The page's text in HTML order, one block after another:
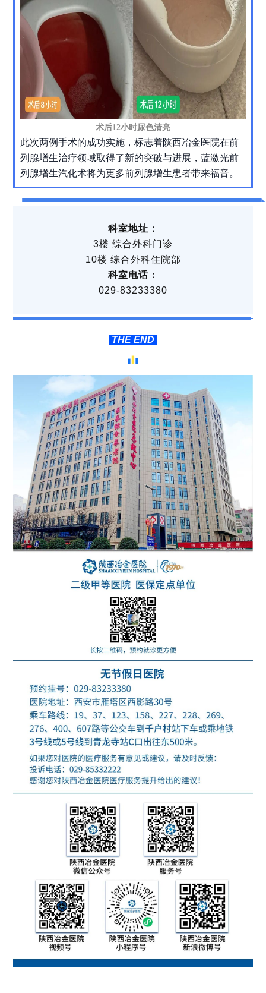
术后12小时尿色清亮
此次两例手术的成功实施，标志着陕西冶金医院在前
列腺增生治疗领域取得了新的突破与进展，蓝激光前
列腺增生汽化术将为更多前列腺增生患者带来福音。
科室地址：
3楼 综合外科门诊
10楼 综合外科住院部
科室电话：
029-83233380
THE END